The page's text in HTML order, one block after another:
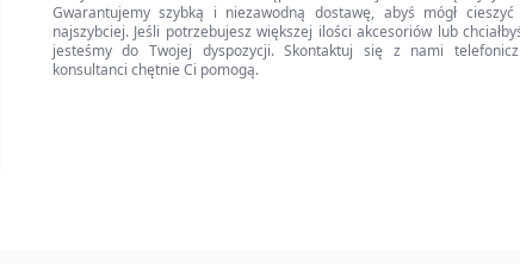
(177
mm),
dł.=600
Gwarantujemy szybką i niezawodną dostawę, abyś mógł
najszybciej. Jeśli potrzebujesz większej ilości akcesoriów lub
jesteśmy do Twojej dyspozycji. Skontaktuj się z nami
konsultanci chętnie Ci pomogą.